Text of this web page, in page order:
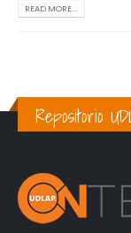
READ MORE...
Repositorio